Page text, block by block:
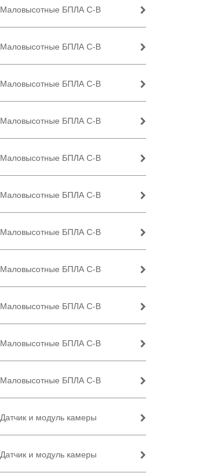
Маловысотные БПЛА C-B
Маловысотные БПЛА C-B
Маловысотные БПЛА C-B
Маловысотные БПЛА C-B
Маловысотные БПЛА C-B
Маловысотные БПЛА C-B
Маловысотные БПЛА C-B
Маловысотные БПЛА C-B
Маловысотные БПЛА C-B
Маловысотные БПЛА C-B
Маловысотные БПЛА C-B
Датчик и модуль камеры
Датчик и модуль камеры